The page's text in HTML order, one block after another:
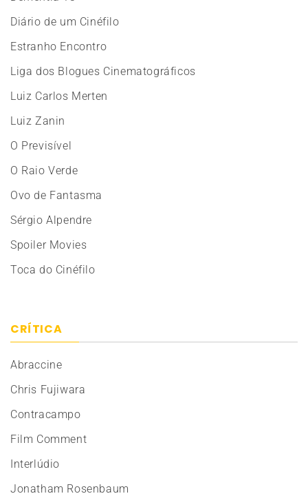
Diário de um Cinéfilo
Estranho Encontro
Liga dos Blogues Cinematográficos
Luiz Carlos Merten
Luiz Zanin
O Previsível
O Raio Verde
Ovo de Fantasma
Sérgio Alpendre
Spoiler Movies
Toca do Cinéfilo
CRÍTICA
Abraccine
Chris Fujiwara
Contracampo
Film Comment
Interlúdio
Jonatham Rosenbaum